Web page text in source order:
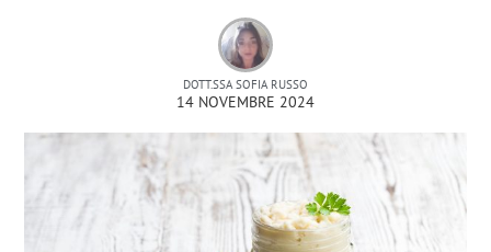
DOTT.SSA SOFIA RUSSO
14 NOVEMBRE 2024